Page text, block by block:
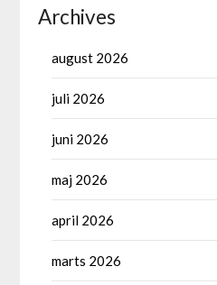
Archives
august 2026
juli 2026
juni 2026
maj 2026
april 2026
marts 2026